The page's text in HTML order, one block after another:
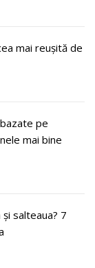
mai reușită de
pe
mai bine
salteaua? 7